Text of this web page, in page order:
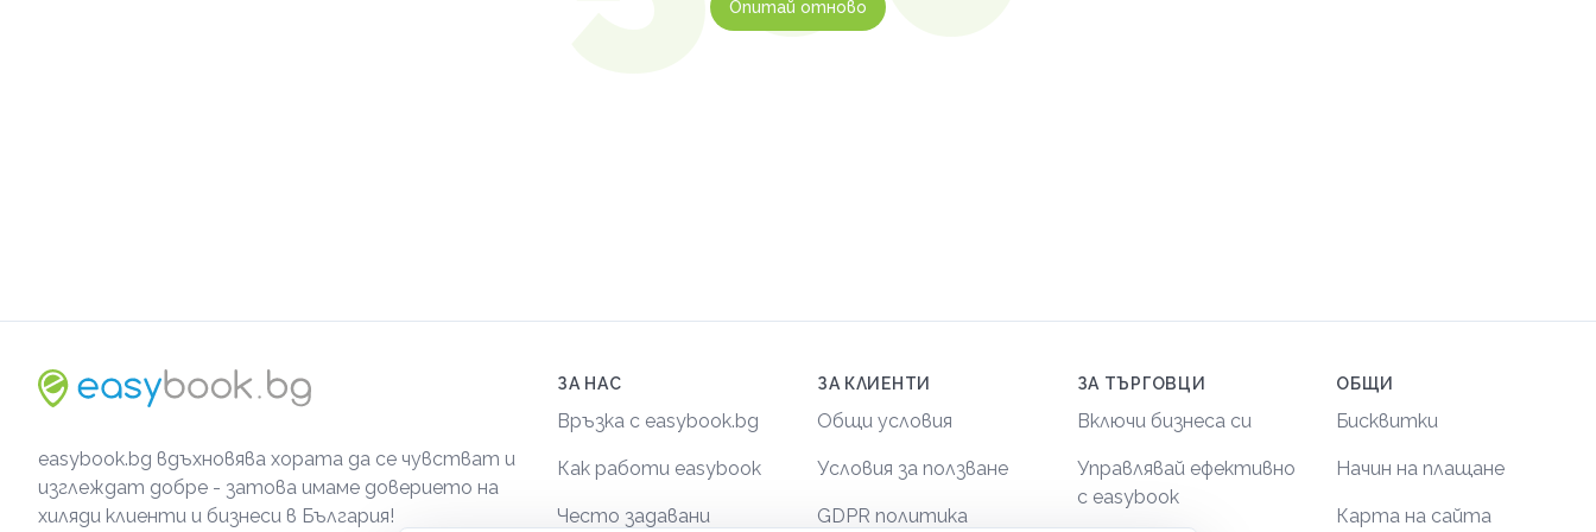
Опитай отново
easybook.bg вдъхновява хората да се чувстват и
изглеждат добре - затова имаме доверието на
хиляди клиенти и бизнеси в България!
ЗА НАС
Връзка с easybook.bg
Как работи easybook
Често задавани
ЗА КЛИЕНТИ
Общи условия
Условия за ползване
GDPR политика
ЗА ТЪРГОВЦИ
Включи бизнеса си
Управлявай ефективно
с easybook
ОБЩИ
Бисквитки
Начин на плащане
Карта на сайта